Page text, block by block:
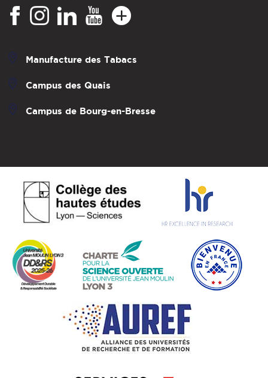
Manufacture des Tabacs
Campus des Quais
Campus de Bourg-en-Bresse